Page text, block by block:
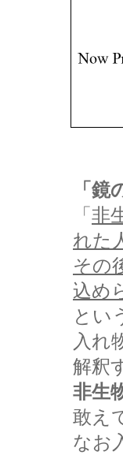
「鏡
「 非
れた
その
込め
とい
入れ
解釈
非生
敢え
なお